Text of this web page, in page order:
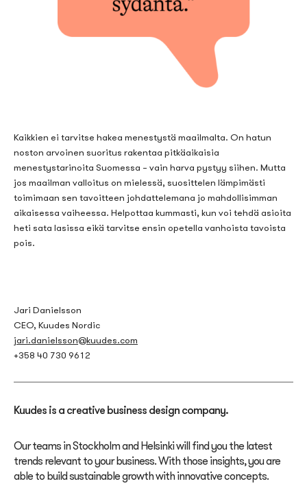
Kaikkien ei tarvitse hakea menestystä maailmalta. On hatun
noston arvoinen suoritus rakentaa pitkäaikaisia
menestystarinoita Suomessa – vain harva pystyy siihen. Mutta
jos maailman valloitus on mielessä, suosittelen lämpimästi
toimimaan sen tavoitteen johdattelemana jo mahdollisimman
aikaisessa vaiheessa. Helpottaa kummasti, kun voi tehdä asioita
heti sata lasissa eikä tarvitse ensin opetella vanhoista tavoista
pois.
Jari Danielsson
CEO, Kuudes Nordic
jari.danielsson@kuudes.com
+358 40 730 9612
Kuudes is a creative business design company.
Our teams in Stockholm and Helsinki will find you the latest
trends relevant to your business. With those insights, you are
able to build sustainable growth with innovative concepts.